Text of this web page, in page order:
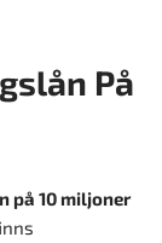
På
på 10 miljoner